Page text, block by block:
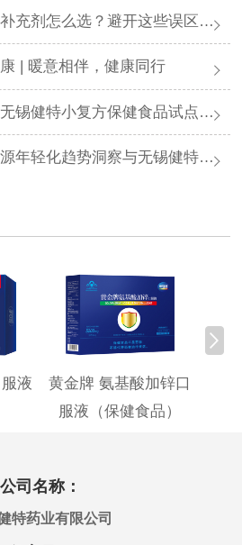
么选？避开这些误区，科学进补不踩坑
| 暖意相伴，健康同行
小复方保健食品试点申报通过省局初审
趋势洞察与无锡健特一站式创新解决方案
液
黄金牌 氨基酸加锌口
服液（保健食品）
公司名称：
特药业有限公司